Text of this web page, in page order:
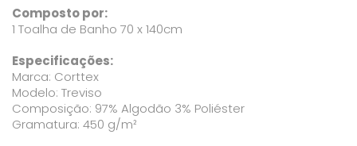
Composto por:
1 Toalha de Banho 70 x 140cm
Especificações:
Marca: Corttex
Modelo: Treviso
Composição: 97% Algodão 3% Poliéster
Gramatura: 450 g/m²